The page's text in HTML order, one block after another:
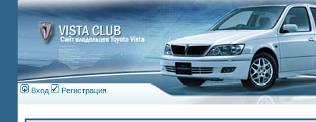
Вход Регистрация